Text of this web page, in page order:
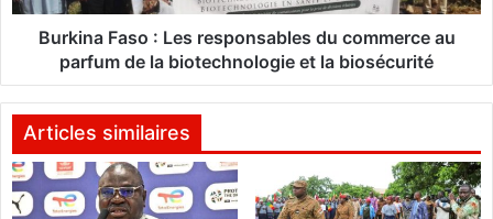
r
a
s
o
a
:
L
s
r
e
Burkina Faso : Les responsables du commerce au
parfum de la biotechnologie et la biosécurité
Articles similaires